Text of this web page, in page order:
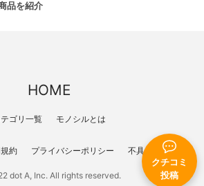
クチコミ
投稿
品を紹介
HOME
ゴリ一覧 モノシルとは
約 プライバシーポリシー 不具合報告
dot A, Inc. All rights reserved.